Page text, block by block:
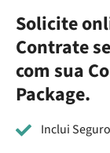
Solicite
Contrate
com sua
Package.
Inclui